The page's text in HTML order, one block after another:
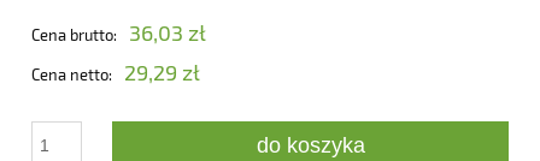
Cena brutto: 36,03 zł
Cena netto: 29,29 zł
do koszyka